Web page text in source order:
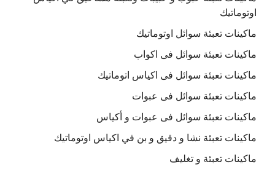
اوتوماتيك
ماكينات تعبئة سوائل اوتوماتيك
ماكينات تعبئة سوائل فى اكواب
ماكينات تعبئة سوائل فى اكياس اتوماتيك
ماكينات تعبئة سوائل فى عبوات
ماكينات تعبئة سوائل فى عبوات و أكياس
ماكينات تعبئة نشا و دقيق و بن في اكياس اوتوماتيك
ماكينات تعبئة و تغليف